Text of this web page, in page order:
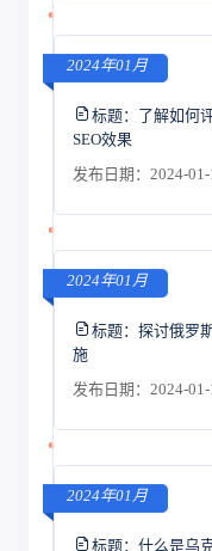
2024年01月
标题： 了解如何
SEO效果
发布日期：2024-
2024年01月
标题： 探讨俄罗
施
发布日期：2024-
2024年01月
标题： 什么是乌